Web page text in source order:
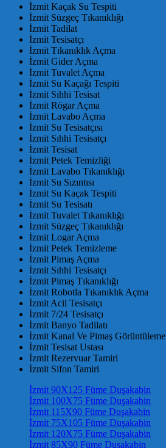
İzmit Kaçak Su Tespiti
İzmit Süzgeç Tıkanıklığı
İzmit Tadilat
İzmit Tesisatçı
İzmit Tıkanıklık Açma
İzmit Gider Açma
İzmit Tuvalet Açma
İzmit Su Kaçağı Tespiti
İzmit Sıhhi Tesisat
İzmit Rögar Açma
İzmit Lavabo Açma
İzmit Su Tesisatçısı
İzmit Sıhhi Tesisatçı
İzmit Tesisat
İzmit Petek Temizliği
İzmit Lavabo Tıkanıklığı
İzmit Su Sızıntısı
İzmit Su Kaçak Tespiti
İzmit Su Tesisatı
İzmit Tuvalet Tıkanıklığı
İzmit Süzgeç Tıkanıklığı
İzmit Logar Açma
İzmit Petek Temizleme
İzmit Pimaş Açma
İzmit Sıhhi Tesisatçı
İzmit Pimaş Tıkanıklığı
İzmit Robotla Tıkanıklık Açma
İzmit Acil Tesisatçı
İzmit 7/24 Tesisatçı
İzmit Banyo Tadilatı
İzmit Kanal Ve Pimaş Görüntüleme
İzmit Tesisat Ustası
İzmit Rezervuar Tamiri
İzmit Sifon Tamiri
İzmit 90X125 Füme Duşakabin
İzmit 100X75 Füme Duşakabin
İzmit 115X90 Füme Duşakabin
İzmit 75X105 Füme Duşakabin
İzmit 120X75 Füme Duşakabin
İzmit 85X90 Füme Duşakabin